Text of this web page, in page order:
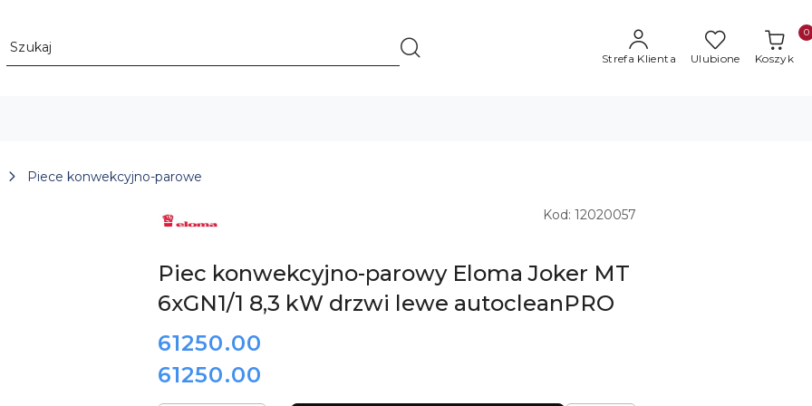
Strefa Klienta Ulubione Koszyk
0
Piece konwekcyjno-parowe
NIEMIECKIEGO
PRODUCENTA
PAROWYCH
ELOMA
Kod: 12020057
Piec konwekcyjno-parowy Eloma Joker MT
6xGN1/1 8,3 kW drzwi lewe autocleanPRO
cena:
61250.00
Cena:
61250.00